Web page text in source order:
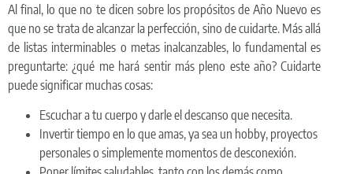
Al final, lo que no te dicen sobre los propósitos de Año Nuevo es
que no se trata de alcanzar la perfección, sino de cuidarte. Más allá
de listas interminables o metas inalcanzables, lo fundamental es
preguntarte: ¿qué me hará sentir más pleno este año? Cuidarte
puede significar muchas cosas:
Escuchar a tu cuerpo y darle el descanso que necesita.
Invertir tiempo en lo que amas, ya sea un hobby, proyectos
personales o simplemente momentos de desconexión.